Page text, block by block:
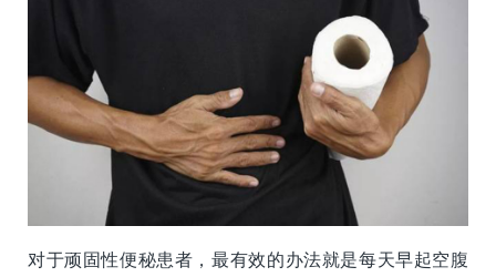
对于顽固性便秘患者，最有效的办法就是每天早起空腹